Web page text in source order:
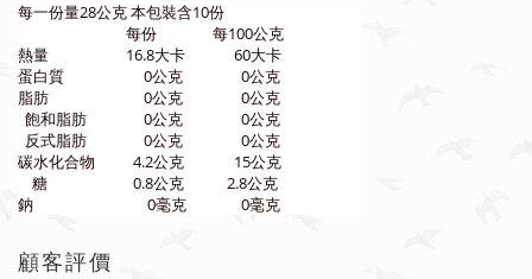
每一份量28公克 本包裝含10份
每份
每100公克
熱量
16.8大卡
60大卡
蛋白質
0公克
0公克
脂肪
0公克
0公克
飽和脂肪
0公克
0公克
反式脂肪
0公克
0公克
碳水化合物
4.2公克
15公克
糖
鈉
0.8公克
0毫克
2.8公克
0毫克
顧客評價